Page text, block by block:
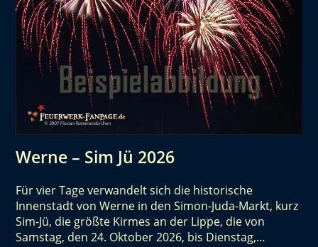
Werne – Sim Jü 2026
Für vier Tage verwandelt sich die historische
Innenstadt von Werne in den Simon-Juda-Markt, kurz
Sim-Jü, die größte Kirmes an der Lippe, die von
Samstag, den 24. Oktober 2026, bis Dienstag,…